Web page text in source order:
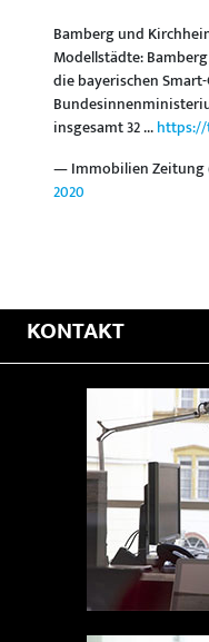
Bamberg und
Modellstädte:
die bayerischen
insgesamt 32 ...https://
— Immobilien Zeitung
2020
KONTAKT